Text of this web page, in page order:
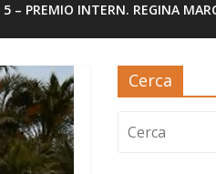
5 – PREMIO INTERN. REGINA
Cerca